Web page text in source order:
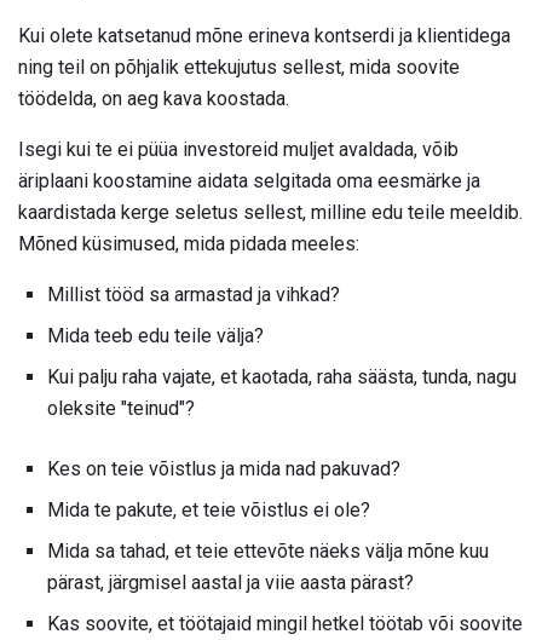
Kui olete katsetanud mõne erineva kontserdi ja klientidega
ning teil on põhjalik ettekujutus sellest, mida soovite
töödelda, on aeg kava koostada.
Isegi kui te ei püüa investoreid muljet avaldada, võib
äriplaani koostamine aidata selgitada oma eesmärke ja
kaardistada kerge seletus sellest, milline edu teile meeldib.
Mõned küsimused, mida pidada meeles:
Millist tööd sa armastad ja vihkad?
Mida teeb edu teile välja?
Kui palju raha vajate, et kaotada, raha säästa, tunda, nagu
oleksite "teinud"?
Kes on teie võistlus ja mida nad pakuvad?
Mida te pakute, et teie võistlus ei ole?
Mida sa tahad, et teie ettevõte näeks välja mõne kuu
pärast, järgmisel aastal ja viie aasta pärast?
Kas soovite, et töötajaid mingil hetkel töötab või soovite